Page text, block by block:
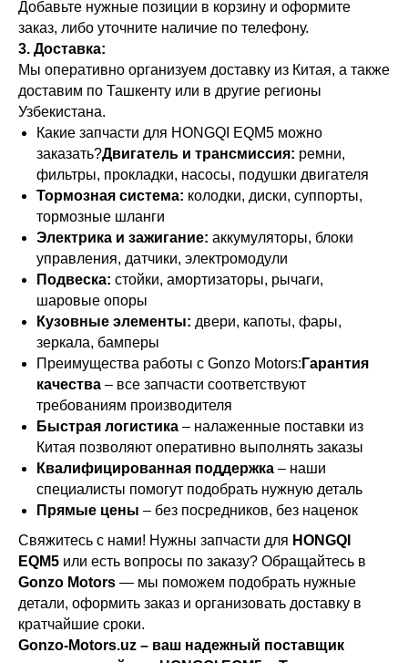
Добавьте нужные позиции в корзину и оформите
заказ, либо уточните наличие по телефону.
3. Доставка:
Мы оперативно организуем доставку из Китая, а также
доставим по Ташкенту или в другие регионы
Узбекистана.
Какие запчасти для HONGQI EQM5 можно
заказать?Двигатель и трансмиссия: ремни,
фильтры, прокладки, насосы, подушки двигателя
Тормозная система: колодки, диски, суппорты,
тормозные шланги
Электрика и зажигание: аккумуляторы, блоки
управления, датчики, электромодули
Подвеска: стойки, амортизаторы, рычаги,
шаровые опоры
Кузовные элементы: двери, капоты, фары,
зеркала, бамперы
Преимущества работы с Gonzo Motors: Гарантия
качества – все запчасти соответствуют
требованиям производителя
Быстрая логистика – налаженные поставки из
Китая позволяют оперативно выполнять заказы
Квалифицированная поддержка – наши
специалисты помогут подобрать нужную деталь
Прямые цены – без посредников, без наценок
Свяжитесь с нами! Нужны запчасти для HONGQI
EQM5 или есть вопросы по заказу? Обращайтесь в
Gonzo Motors — мы поможем подобрать нужные
детали, оформить заказ и организовать доставку в
кратчайшие сроки.
Gonzo-Motors.uz – ваш надежный поставщик